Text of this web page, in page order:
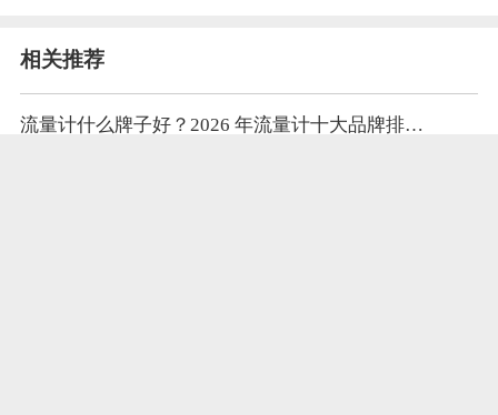
相关推荐
流量计什么牌子好？2026 年流量计十大品牌排行榜 工业流量仪表知名品牌推荐